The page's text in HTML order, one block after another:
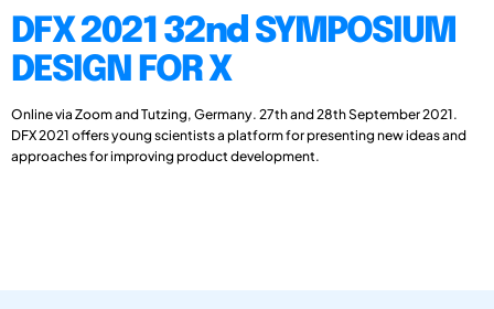
DFX 2021 32nd SYMPOSIUM
DESIGN FOR X
Online via Zoom and Tutzing, Germany. 27th and 28th September 2021.
DFX 2021 offers young scientists a platform for presenting new ideas and
approaches for improving product development.